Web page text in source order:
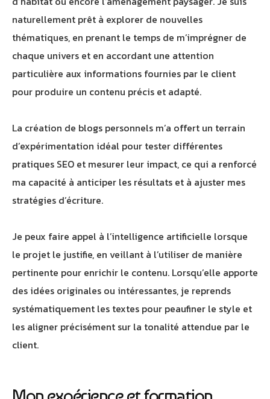
naturellement prêt à explorer de nouvelles
thématiques, en prenant le temps de m’imprégner de
chaque univers et en accordant une attention
particulière aux informations fournies par le client
pour produire un contenu précis et adapté.
La création de blogs personnels m’a offert un terrain
d’expérimentation idéal pour tester différentes
pratiques SEO et mesurer leur impact, ce qui a renforcé
ma capacité à anticiper les résultats et à ajuster mes
stratégies d’écriture.
Je peux faire appel à l’intelligence artificielle lorsque
le projet le justifie, en veillant à l’utiliser de manière
pertinente pour enrichir le contenu. Lorsqu’elle apporte
des idées originales ou intéressantes, je reprends
systématiquement les textes pour peaufiner le style et
les aligner précisément sur la tonalité attendue par le
client.